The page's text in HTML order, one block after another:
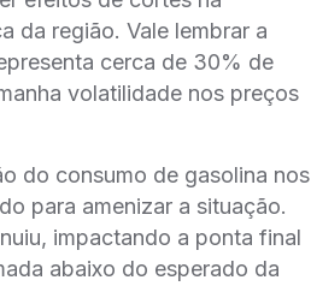
da região. Vale lembrar a
cerca de 30% de
volatilidade nos preços
do consumo de gasolina nos
para amenizar a situação.
impactando a ponta final
abaixo do esperado da